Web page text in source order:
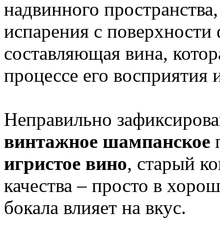
надвинного
испарения с поверхности
составляющая вина,
процессе его восприятия
Неправильно
винтажное шампанское
игристое вино, старый
качества – просто в
бокала влияет на вкус.